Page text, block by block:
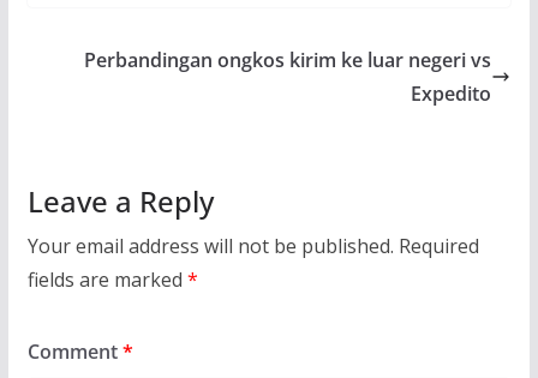
Perbandingan ongkos kirim ke luar negeri vs
Expedito
Leave a Reply
Your email address will not be published. Required
fields are marked *
Comment*